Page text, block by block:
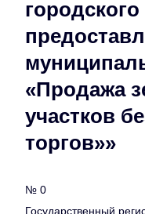
городского
«Продажа
участков
торгов»»
№ 0
Государственный